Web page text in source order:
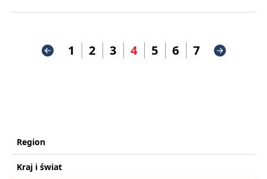
1 2 3 4 5 6 7
Region
Kraj i świat